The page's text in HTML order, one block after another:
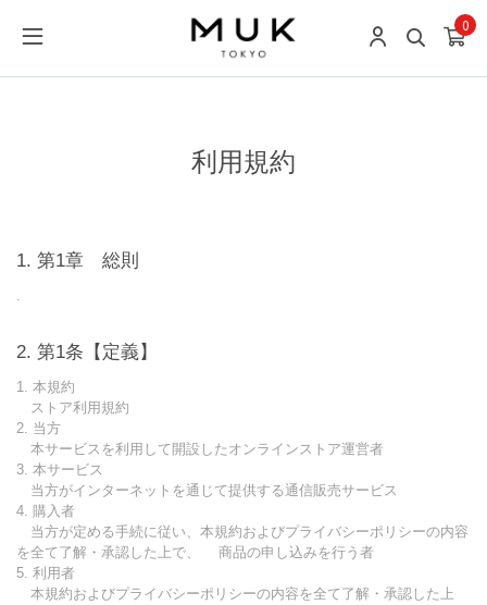
0
利用規約
第1章 総則
.
第1条【定義】
1. 本規約
ストア利用規約
2. 当方
本サービスを利用して開設したオンラインストア運営者
3. 本サービス
当方がインターネットを通じて提供する通信販売サービス
4. 購入者
当方が定める手続に従い、本規約およびプライバシーポリシーの内容
を全て了解・承認した上で、 商品の申し込みを行う者
5. 利用者
本規約およびプライバシーポリシーの内容を全て了解・承認した上